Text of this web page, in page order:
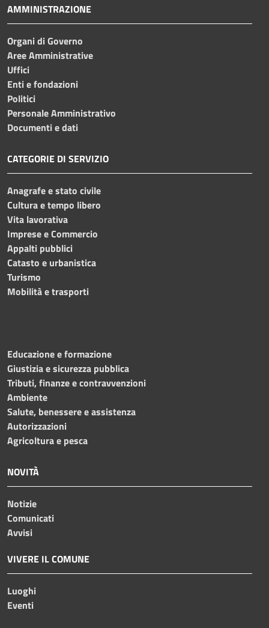
AMMINISTRAZIONE
Organi di Governo
Aree Amministrative
Uffici
Enti e fondazioni
Politici
Personale Amministrativo
Documenti e dati
CATEGORIE DI SERVIZIO
Anagrafe e stato civile
Cultura e tempo libero
Vita lavorativa
Imprese e Commercio
Appalti pubblici
Catasto e urbanistica
Turismo
Mobilità e trasporti
Educazione e formazione
Giustizia e sicurezza pubblica
Tributi, finanze e contravvenzioni
Ambiente
Salute, benessere e assistenza
Autorizzazioni
Agricoltura e pesca
NOVITÀ
Notizie
Comunicati
Avvisi
VIVERE IL COMUNE
Luoghi
Eventi